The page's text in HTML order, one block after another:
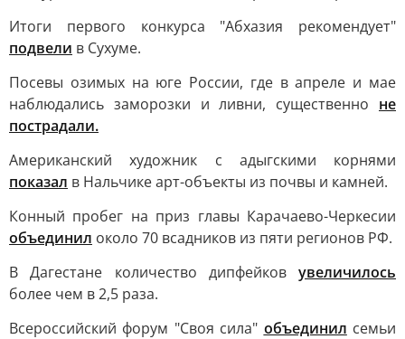
Итоги первого конкурса "Абхазия рекомендует"
подвели в Сухуме.
Посевы озимых на юге России, где в апреле и мае
наблюдались заморозки и ливни, существенно не
пострадали.
Американский художник с адыгскими корнями
показал в Нальчике арт-объекты из почвы и камней.
Конный пробег на приз главы Карачаево-Черкесии
объединил около 70 всадников из пяти регионов РФ.
В Дагестане количество дипфейков увеличилось
более чем в 2,5 раза.
Всероссийский форум "Своя сила" объединил семьи